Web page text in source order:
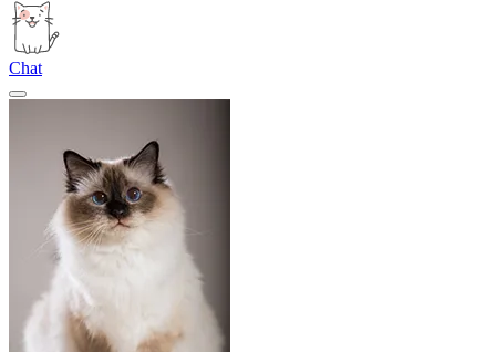
Chat